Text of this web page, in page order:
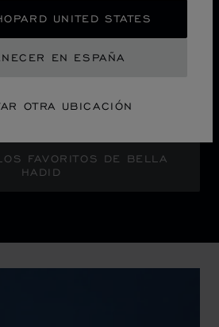
UNITED STATES
EN ESPAÑA
OTRA UBICACIÓN
by Light" anuncia un nuevo
colección Ice Cube de Chopard.
Maison, Bella Hadid, brilla con un
por la noche.
FAVORITOS DE BELLA
HADID